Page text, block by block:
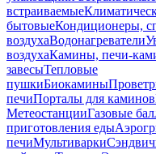
встраиваемые
бытовыеКондиционеры,
воздухаВодонагреватели
воздухаКамины, печи-
завесыТепловые
пушкиБиокамины
печиПорталы для каминов
МетеостанцииГазовые
приготовления еды
печиМультиварки